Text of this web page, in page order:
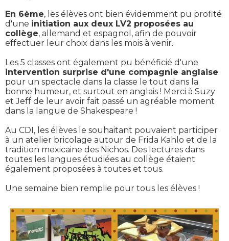
En 6ème, les élèves ont bien évidemment pu profité
d'une initiation aux deux LV2 proposées au
collège, allemand et espagnol, afin de pouvoir
effectuer leur choix dans les mois à venir.
Les 5 classes ont également pu bénéficié d'une
intervention surprise d'une compagnie anglaise
pour un spectacle dans la classe le tout dans la
bonne humeur, et surtout en anglais ! Merci à Suzy
et Jeff de leur avoir fait passé un agréable moment
dans la langue de Shakespeare !
Au CDI, les élèves le souhaitant pouvaient participer
à un atelier bricolage autour de Frida Kahlo et de la
tradition mexicaine des Nichos. Des lectures dans
toutes les langues étudiées au collège étaient
également proposées à toutes et tous.
Une semaine bien remplie pour tous les élèves !